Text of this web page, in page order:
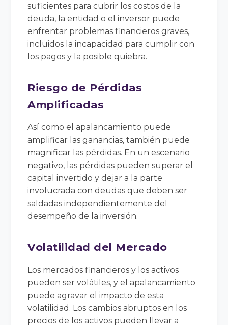
suficientes para cubrir los costos de la
deuda, la entidad o el inversor puede
enfrentar problemas financieros graves,
incluidos la incapacidad para cumplir con
los pagos y la posible quiebra.
Riesgo de Pérdidas
Amplificadas
Así como el apalancamiento puede
amplificar las ganancias, también puede
magnificar las pérdidas. En un escenario
negativo, las pérdidas pueden superar el
capital invertido y dejar a la parte
involucrada con deudas que deben ser
saldadas independientemente del
desempeño de la inversión.
Volatilidad del Mercado
Los mercados financieros y los activos
pueden ser volátiles, y el apalancamiento
puede agravar el impacto de esta
volatilidad. Los cambios abruptos en los
precios de los activos pueden llevar a